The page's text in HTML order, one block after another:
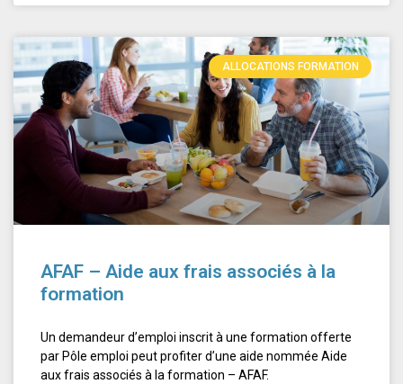
ALLOCATIONS FORMATION
AFAF – Aide aux frais associés à la
formation
Un demandeur d’emploi inscrit à une formation offerte
par Pôle emploi peut profiter d’une aide nommée Aide
aux frais associés à la formation – AFAF.